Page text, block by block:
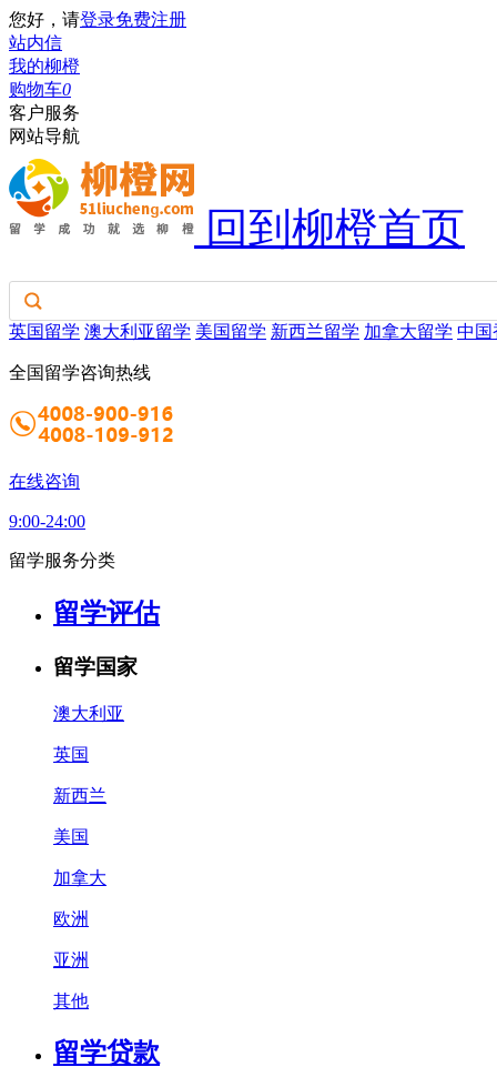
您好，请登录免费注册
站内信
我的柳橙
购物车0
客户服务
网站导航
回到柳橙首页
英国留学 澳大利亚留学 美国留学 新西兰留学 加拿大留学 中国
全国留学咨询热线
在线咨询
9:00-24:00
留学服务分类
留学评估
留学国家
澳大利亚
英国
新西兰
美国
加拿大
欧洲
亚洲
其他
留学贷款